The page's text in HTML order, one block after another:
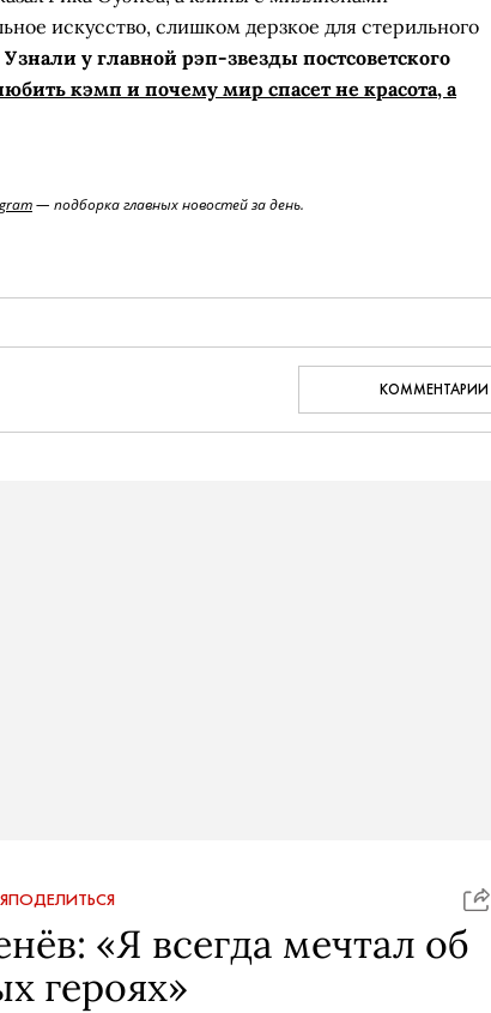
искусство, слишком дерзкое для стерильного
Узнали у главной рэп-звезды постсоветского
кэмп и почему мир спасет не красота, а
— подборка главных новостей за день.
КОММЕНТАРИИ
ПОДЕЛИТЬСЯ
«Я всегда мечтал об
героях»